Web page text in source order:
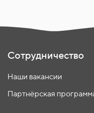
Сотрудничество
Наши вакансии
Партнёрская